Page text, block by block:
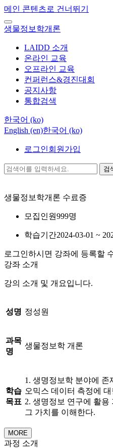
메인 콘텐츠로 건너뛰기
생물정보학개론
LAIDD 소개
온라인 교육
오프라인 교육
컨퍼런스&경진대회
공지사항
통합검색
한국어 ‎(ko)‎
English ‎(en)‎한국어 ‎(ko)‎
로그인회원가입
검
생물정보학개론 수료증
모집인원999명
학습기간2024-03-01 ~
로그인하시면 강좌에 등록할
강좌 소개
강의 소개 및 개요입니다.
성명 정성원
과목
명
생물정보학 개론
학습
목표
1. 생명정보학 분야에
오믹스 데이터 측정에
2. 생명정보 연구에 활용
그 가치를 이해한다.
MORE
과정 소개